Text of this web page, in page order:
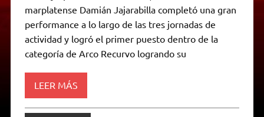
n
d
l
y
marplatense Damián Jajarabilla completó una gran
performance a lo largo de las tres jornadas de
actividad y logró el primer puesto dentro de la
categoría de Arco Recurvo logrando su
LEER MÁS